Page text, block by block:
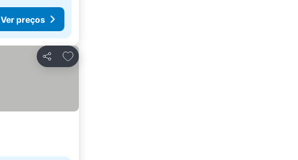
Ver preços
Partilhar
Adicionar aos favoritos